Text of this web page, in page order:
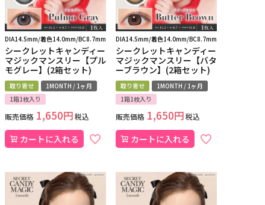
DIA14.5mm/着色14.0mm/BC8.7mm
シークレットキャンディー
マジックマンスリー【プル
モグレー】(2箱セット)
取り寄せ
1MONTH / 1ヶ月
1箱1枚入り
販売価格 1,650 税込
カートに入れる
DIA14.5mm/着色14.0mm/BC8.7mm
シークレットキャンディー
マジックマンスリー【バタ
ーブラウン】(2箱セット)
取り寄せ
1MONTH / 1ヶ月
1箱1枚入り
販売価格 1,650 税込
カートに入れる